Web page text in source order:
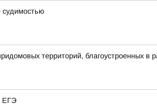
судимостью
территорий, благоустроенных в
ЕГЭ